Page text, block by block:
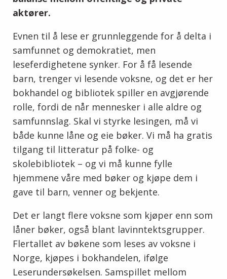
aktører.
Evnen til å lese er grunnleggende for å delta i
samfunnet og demokratiet, men
leseferdighetene synker. For å få lesende
barn, trenger vi lesende voksne, og det er her
bokhandel og bibliotek spiller en avgjørende
rolle, fordi de når mennesker i alle aldre og
samfunnslag. Skal vi styrke lesingen, må vi
både kunne låne og eie bøker. Vi må ha gratis
tilgang til litteratur på folke- og
skolebibliotek – og vi må kunne fylle
hjemmene våre med bøker og kjøpe dem i
gave til barn, venner og bekjente.
Det er langt flere voksne som kjøper enn som
låner bøker, også blant lavinntektsgrupper.
Flertallet av bøkene som leses av voksne i
Norge, kjøpes i bokhandelen, ifølge
Leserundersøkelsen. Samspillet mellom